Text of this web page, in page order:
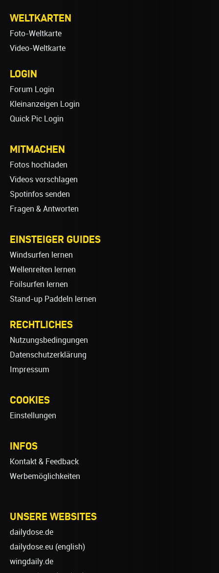
WELTKARTEN
Foto-Weltkarte
Video-Weltkarte
LOGIN
Forum Login
Kleinanzeigen Login
Quick Pic Login
MITMACHEN
Fotos hochladen
Videos vorschlagen
Spotinfos senden
Fragen & Antworten
EINSTEIGER GUIDES
Windsurfen lernen
Wellenreiten lernen
Foilsurfen lernen
Stand-up Paddeln lernen
RECHTLICHES
Nutzungsbedingungen
Datenschutzerklärung
Impressum
COOKIES
Einstellungen
INFOS
Kontakt & Feedback
Werbemöglichkeiten
UNSERE WEBSITES
dailydose.de
dailydose.eu (english)
wingdaily.de